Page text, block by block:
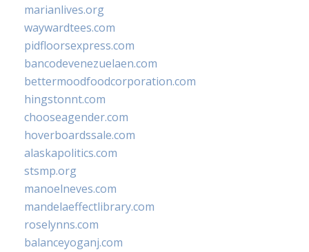
marianlives.org
waywardtees.com
pidfloorsexpress.com
bancodevenezuelaen.com
bettermoodfoodcorporation.com
hingstonnt.com
chooseagender.com
hoverboardssale.com
alaskapolitics.com
stsmp.org
manoelneves.com
mandelaeffectlibrary.com
roselynns.com
balanceyoganj.com